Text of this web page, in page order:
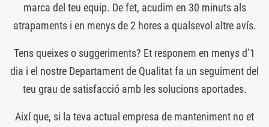
marca del teu equip. De fet, acudim en 30 minuts als
atrapaments i en menys de 2 hores a qualsevol altre avís.
Tens queixes o suggeriments? Et responem en menys d’1
dia i el nostre Departament de Qualitat fa un seguiment del
teu grau de satisfacció amb les solucions aportades.
Així que, si la teva actual empresa de manteniment no et